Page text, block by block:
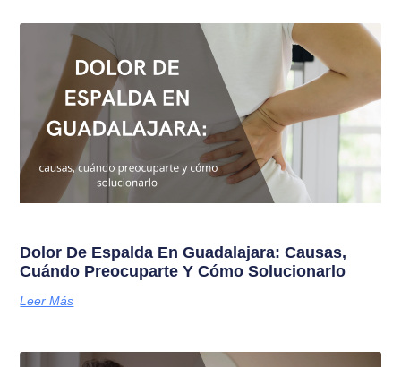
Dolor De Espalda En Guadalajara: Causas,
Cuándo Preocuparte Y Cómo Solucionarlo
Leer Más